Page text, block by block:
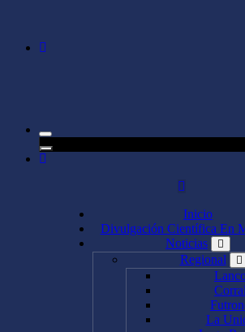
Inicio
Divulgación Científica En
Noticias
Regional
Corral
La